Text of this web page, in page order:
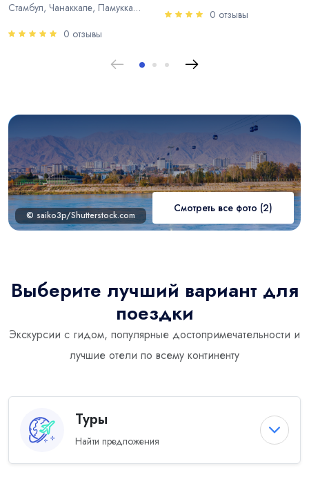
Стамбул, Чанаккале, Памуккале, Анталья
0 отзывы
0 отзывы
© saiko3p/Shutterstock.com
Смотреть все фото (2)
Выберите лучший вариант для
поездки
Экскурсии с гидом, популярные достопримечательности и
лучшие отели по всему континенту
Туры
Найти предложения